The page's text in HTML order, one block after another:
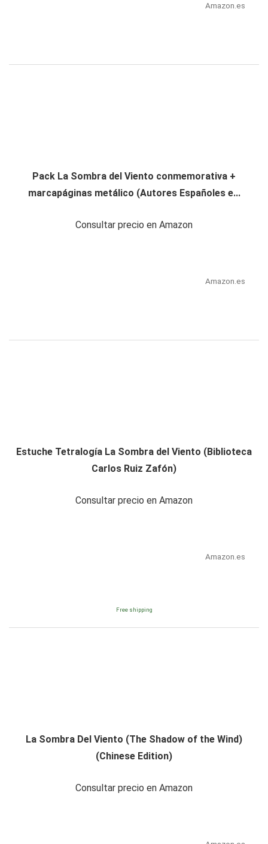
Amazon.es
Pack La Sombra del Viento conmemorativa +
marcapáginas metálico (Autores Españoles e...
Consultar precio en Amazon
Amazon.es
Estuche Tetralogía La Sombra del Viento (Biblioteca
Carlos Ruiz Zafón)
Consultar precio en Amazon
Amazon.es
Free shipping
La Sombra Del Viento (The Shadow of the Wind)
(Chinese Edition)
Consultar precio en Amazon